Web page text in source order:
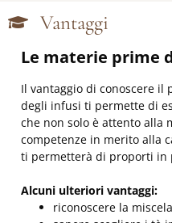
Vantaggi
Le materie prime
Il vantaggio di conoscere il
degli infusi ti permette di
che non solo è attento alla
competenze in merito alla
ti permetterà di proporti in
Alcuni ulteriori vantaggi:
riconoscere la